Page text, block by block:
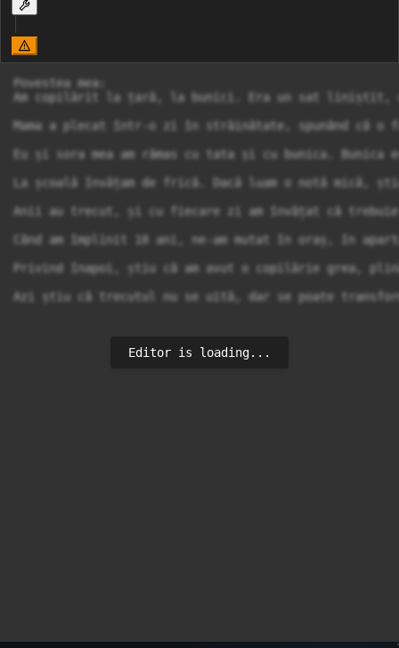
Povestea mea:
Am copilărit la țară, la bunici. Era un sat liniștit,
Mama a plecat într-o zi în străinătate, spunând că
Eu și sora mea am rămas cu tata și cu bunica.
La școală învățam de frică. Dacă luam o notă mică,
Anii au trecut, și cu fiecare zi am învățat că trebuie
Când am împlinit 18 ani, ne-am mutat în oraș, în
Privind înapoi, știu că am avut o copilărie grea,
Azi știu că trecutul nu se uită, dar se poate
Editor is loading...